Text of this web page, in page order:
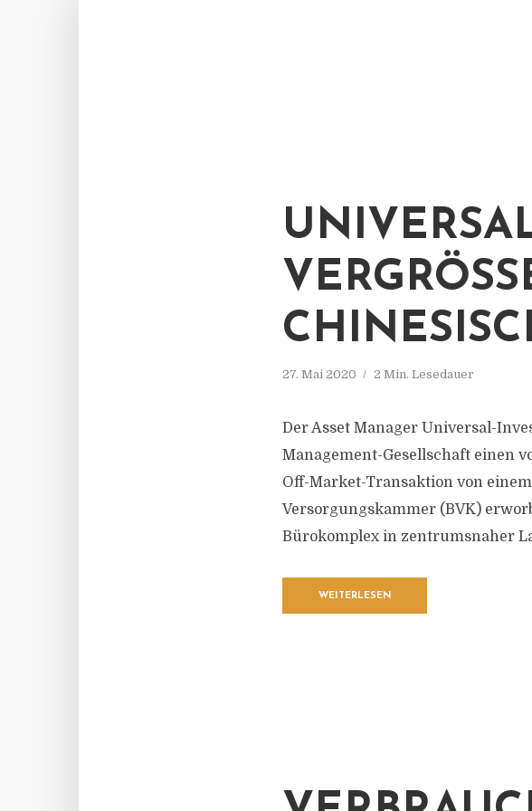
27. Mai 2020 2 Min. Lesedauer
Der Asset Manager Universal-
Management-Gesellschaft einen
Off-Market-Transaktion von
Versorgungskammer (BVK)
Bürokomplex in zentrumsnaher
WEITERLESEN